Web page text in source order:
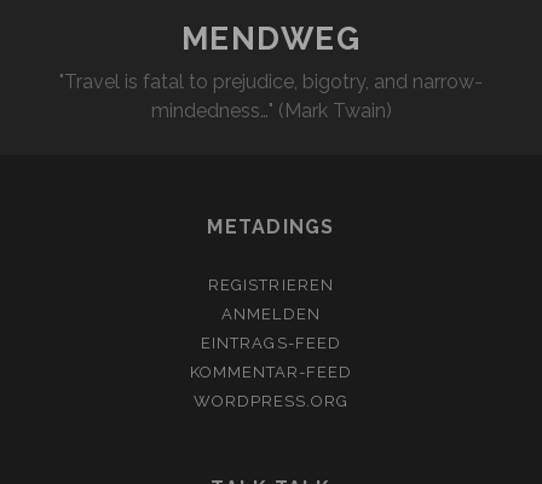
MENDWEG
"Travel is fatal to prejudice, bigotry, and narrow-
mindedness…" (Mark Twain)
METADINGS
REGISTRIEREN
ANMELDEN
EINTRAGS-FEED
KOMMENTAR-FEED
WORDPRESS.ORG